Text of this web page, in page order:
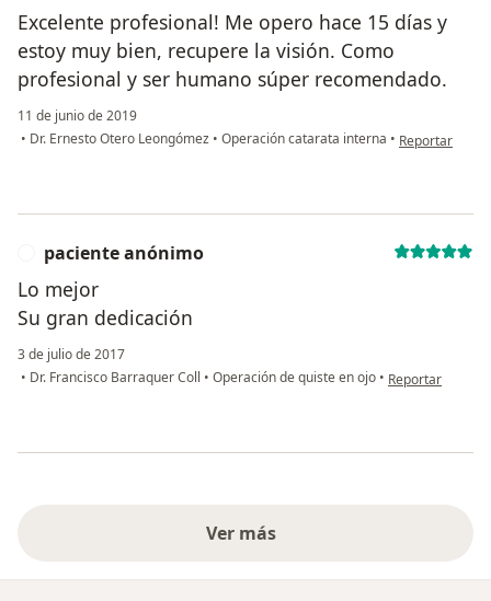
Excelente profesional! Me opero hace 15 días y
estoy muy bien, recupere la visión. Como
profesional y ser humano súper recomendado.
11 de junio de 2019
• Dr. Ernesto Otero Leongómez • Operación catarata interna • en opinión del
Reportar
paciente anónimo
Lo mejor
Su gran dedicación
3 de julio de 2017
• Dr. Francisco Barraquer Coll • Operación de quiste en ojo • en opinión del
Reportar
Ver más